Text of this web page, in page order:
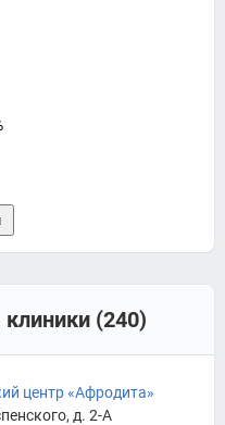
(240)
центр «Афродита»
д. 2-А